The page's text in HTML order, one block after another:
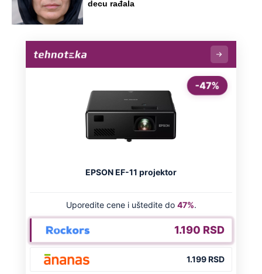
decu rađala